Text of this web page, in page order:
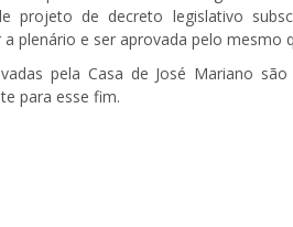
projeto de decreto legislativo
a plenário e ser aprovada pelo mesmo
pela Casa de José Mariano
para esse fim.